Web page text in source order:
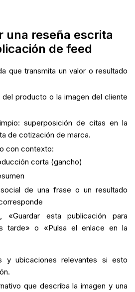
una reseña escrita
de feed
que transmita un valor o resultado
producto o la imagen del cliente
superposición de citas en la
de cotización de marca.
con contexto:
corta (gancho)
de una frase o un resultado
«Guardar esta publicación para
tarde» o «Pulsa el enlace en la
y ubicaciones relevantes si esto
que describa la imagen y una